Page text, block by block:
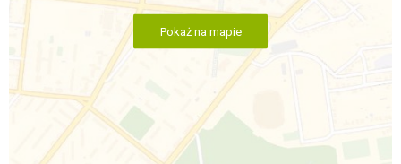
Pokaż na mapie